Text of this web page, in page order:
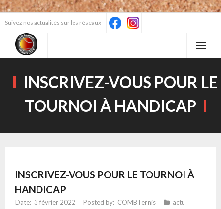
Skip
content
Suivez nos actualités sur les réseaux
INSCRIVEZ-VOUS POUR LE
TOURNOI À HANDICAP
INSCRIVEZ-VOUS POUR LE TOURNOI À
HANDICAP
3 février 2022 COMBTennis actu